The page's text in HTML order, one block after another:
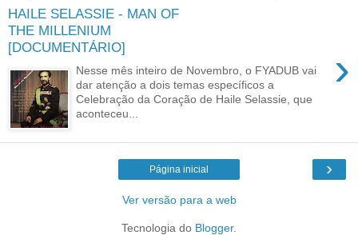
HAILE SELASSIE - MAN OF
THE MILLENIUM
[DOCUMENTÁRIO]
›
Nesse mês inteiro de Novembro, o FYADUB vai
dar atenção a dois temas específicos a
Celebração da Coração de Haile Selassie, que
aconteceu...
›
Página inicial
Ver versão para a web
Tecnologia do Blogger.